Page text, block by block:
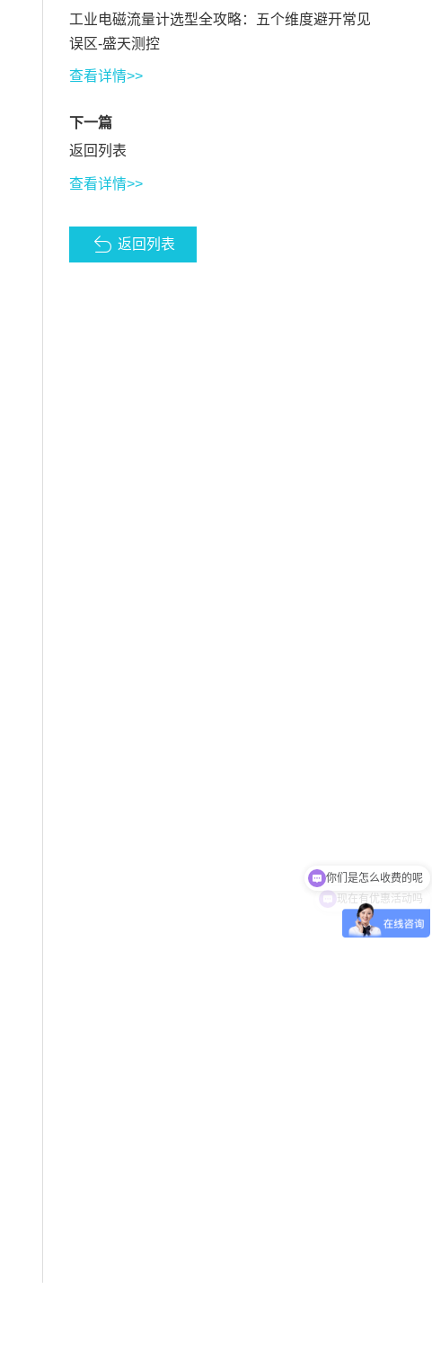
工业电磁流量计选型全攻略：五个维度避开常见
误区-盛天测控
查看详情>>
下一篇
返回列表
查看详情>>
返回列表
现在有优惠活动吗